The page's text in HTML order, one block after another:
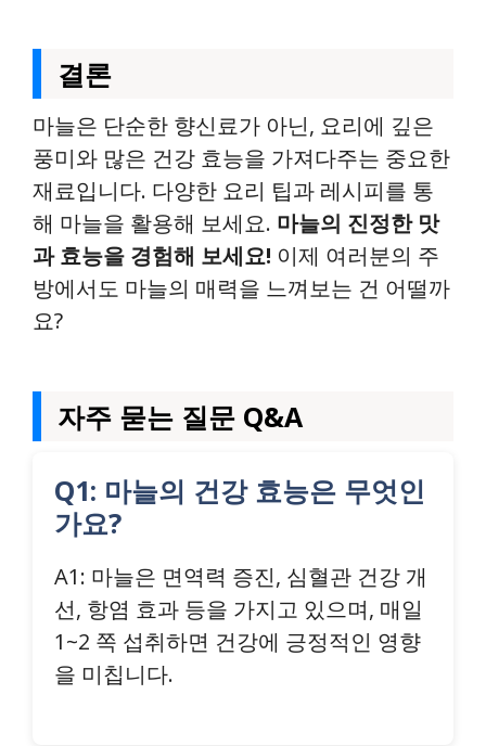
결론
마늘은 단순한 향신료가 아닌, 요리에 깊은
풍미와 많은 건강 효능을 가져다주는 중요한
재료입니다. 다양한 요리 팁과 레시피를 통
해 마늘을 활용해 보세요. 마늘의 진정한 맛
과 효능을 경험해 보세요! 이제 여러분의 주
방에서도 마늘의 매력을 느껴보는 건 어떨까
요?
자주 묻는 질문 Q&A
Q1: 마늘의 건강 효능은 무엇인
가요?
A1: 마늘은 면역력 증진, 심혈관 건강 개
선, 항염 효과 등을 가지고 있으며, 매일
1~2 쪽 섭취하면 건강에 긍정적인 영향
을 미칩니다.